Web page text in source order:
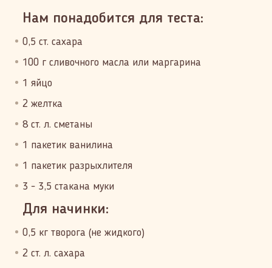
Нам понадобится для теста:
0,5 ст. сахара
100 г сливочного масла или маргарина
1 яйцо
2 желтка
8 ст. л. сметаны
1 пакетик ванилина
1 пакетик разрыхлителя
3 - 3,5 стакана муки
Для начинки:
0,5 кг творога (не жидкого)
2 ст. л. сахара